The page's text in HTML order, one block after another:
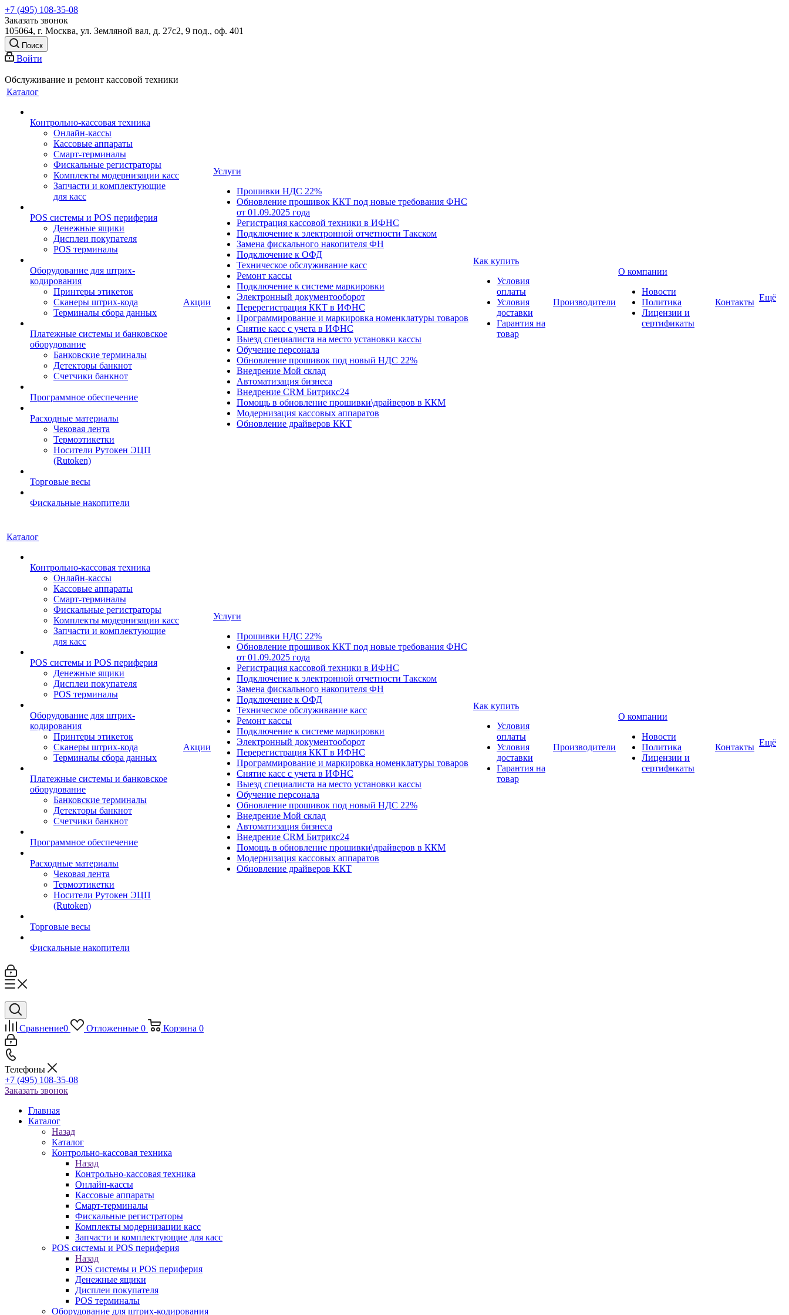
+7 (495) 108-35-08
Заказать звонок
105064, г. Москва, ул. Земляной вал, д. 27с2, 9 под., оф. 401
Поиск
Войти
Обслуживание и ремонт кассовой техники
Каталог
Контрольно-кассовая техника
Онлайн-кассы
Кассовые аппараты
Смарт-терминалы
Фискальные регистраторы
Комплекты модернизации касс
Запчасти и комплектующие
для касс
POS системы и POS периферия
Денежные ящики
Дисплеи покупателя
POS терминалы
Оборудование для штрих-
кодирования
Принтеры этикеток
Сканеры штрих-кода
Терминалы сбора данных
Платежные системы и банковское
оборудование
Банковские терминалы
Детекторы банкнот
Счетчики банкнот
Программное обеспечение
Расходные материалы
Чековая лента
Термоэтикетки
Носители Рутокен ЭЦП
(Rutoken)
Торговые весы
Фискальные накопители
Акции
Услуги
Прошивки НДС 22%
Обновление прошивок ККТ под новые требования ФНС
от 01.09.2025 года
Регистрация кассовой техники в ИФНС
Подключение к электронной отчетности Такском
Замена фискального накопителя ФН
Подключение к ОФД
Техническое обслуживание касс
Ремонт кассы
Подключение к системе маркировки
Электронный документооборот
Перерегистрация ККТ в ИФНС
Программирование и маркировка номенклатуры товаров
Снятие касс с учета в ИФНС
Выезд специалиста на место установки кассы
Обучение персонала
Обновление прошивок под новый НДС 22%
Внедрение Мой склад
Автоматизация бизнеса
Внедрение CRM Битрикс24
Помощь в обновление прошивки\драйверов в ККМ
Модернизация кассовых аппаратов
Обновление драйверов ККТ
Как купить
Условия
оплаты
Условия
доставки
Гарантия на
товар
Производители
О компании
Новости
Политика
Лицензии и
сертификаты
Контакты Ещё
Каталог
Контрольно-кассовая техника
Онлайн-кассы
Кассовые аппараты
Смарт-терминалы
Фискальные регистраторы
Комплекты модернизации касс
Запчасти и комплектующие
для касс
POS системы и POS периферия
Денежные ящики
Дисплеи покупателя
POS терминалы
Оборудование для штрих-
кодирования
Принтеры этикеток
Сканеры штрих-кода
Терминалы сбора данных
Платежные системы и банковское
оборудование
Банковские терминалы
Детекторы банкнот
Счетчики банкнот
Программное обеспечение
Расходные материалы
Чековая лента
Термоэтикетки
Носители Рутокен ЭЦП
(Rutoken)
Торговые весы
Фискальные накопители
Акции
Услуги
Прошивки НДС 22%
Обновление прошивок ККТ под новые требования ФНС
от 01.09.2025 года
Регистрация кассовой техники в ИФНС
Подключение к электронной отчетности Такском
Замена фискального накопителя ФН
Подключение к ОФД
Техническое обслуживание касс
Ремонт кассы
Подключение к системе маркировки
Электронный документооборот
Перерегистрация ККТ в ИФНС
Программирование и маркировка номенклатуры товаров
Снятие касс с учета в ИФНС
Выезд специалиста на место установки кассы
Обучение персонала
Обновление прошивок под новый НДС 22%
Внедрение Мой склад
Автоматизация бизнеса
Внедрение CRM Битрикс24
Помощь в обновление прошивки\драйверов в ККМ
Модернизация кассовых аппаратов
Обновление драйверов ККТ
Как купить
Условия
оплаты
Условия
доставки
Гарантия на
товар
Производители
О компании
Новости
Политика
Лицензии и
сертификаты
Контакты Ещё
Сравнение0 Отложенные 0 Корзина 0
Телефоны
+7 (495) 108-35-08
Заказать звонок
Главная
Каталог
Назад
Каталог
Контрольно-кассовая техника
Назад
Контрольно-кассовая техника
Онлайн-кассы
Кассовые аппараты
Смарт-терминалы
Фискальные регистраторы
Комплекты модернизации касс
Запчасти и комплектующие для касс
POS системы и POS периферия
Назад
POS системы и POS периферия
Денежные ящики
Дисплеи покупателя
POS терминалы
Оборудование для штрих-кодирования